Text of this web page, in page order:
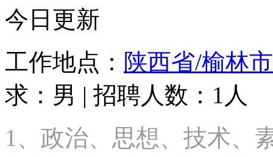
今日更新
工作地点： 陕西省/榆林市
求：男 | 招聘人数：1人
1、政治、思想、技术、